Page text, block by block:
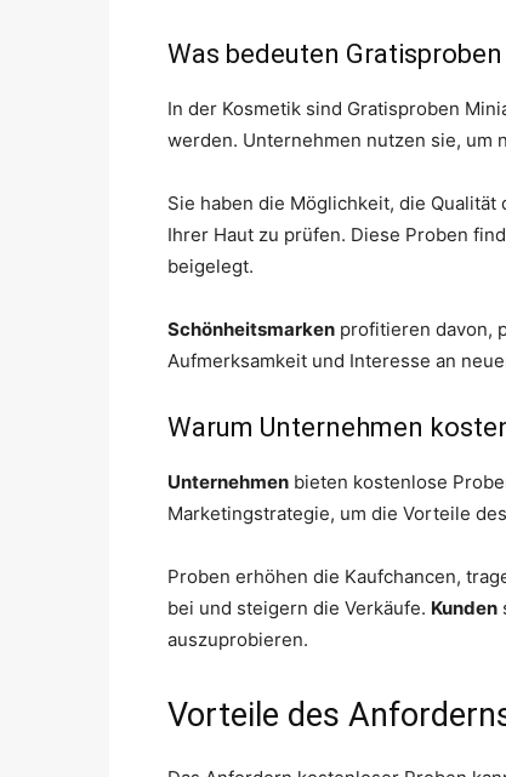
Was bedeuten
In der Kosmetik sind Gratisproben
werden. Unternehmen nutzen sie, um
Sie haben die Möglichkeit, die
Ihrer Haut zu prüfen. Diese Proben
beigelegt.
Schönheitsmarken profitieren davon,
Aufmerksamkeit und Interesse an
Warum Unternehmen
Unternehmen bieten kostenlose
Marketingstrategie, um die Vorteile
Proben erhöhen die Kaufchancen,
bei und steigern die Verkäufe. Kunden
auszuprobieren.
Vorteile des